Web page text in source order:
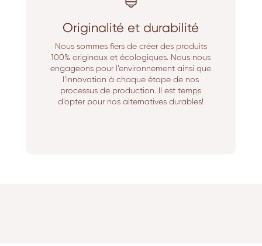
Originalité et durabilité
Nous sommes fiers de créer des produits
100% originaux et écologiques. Nous nous
engageons pour l’environnement ainsi que
l’innovation à chaque étape de nos
processus de production. Il est temps
d’opter pour nos alternatives durables!